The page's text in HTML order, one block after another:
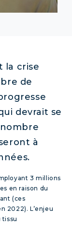
la crise
de
devrait se
à
3 millions
en raison du
(ces
2022). L’enjeu
tissu